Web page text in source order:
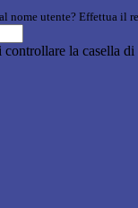
nome utente? Effettua il
la casella di